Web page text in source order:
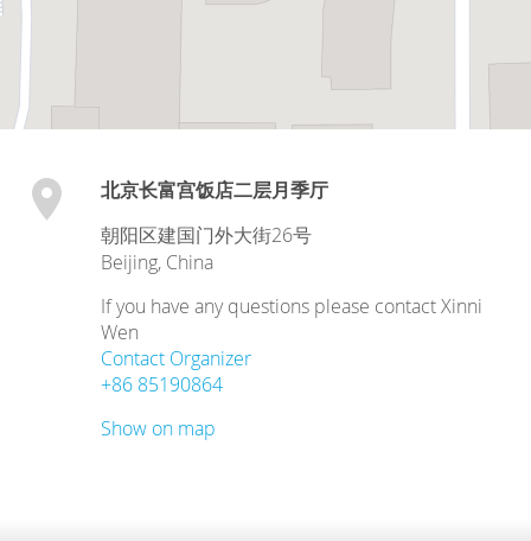
北京长富宫饭店二层月季厅
朝阳区建国门外大街26号
Beijing, China
If you have any questions please contact Xinni
Wen
Contact Organizer
+86 85190864
Show on map